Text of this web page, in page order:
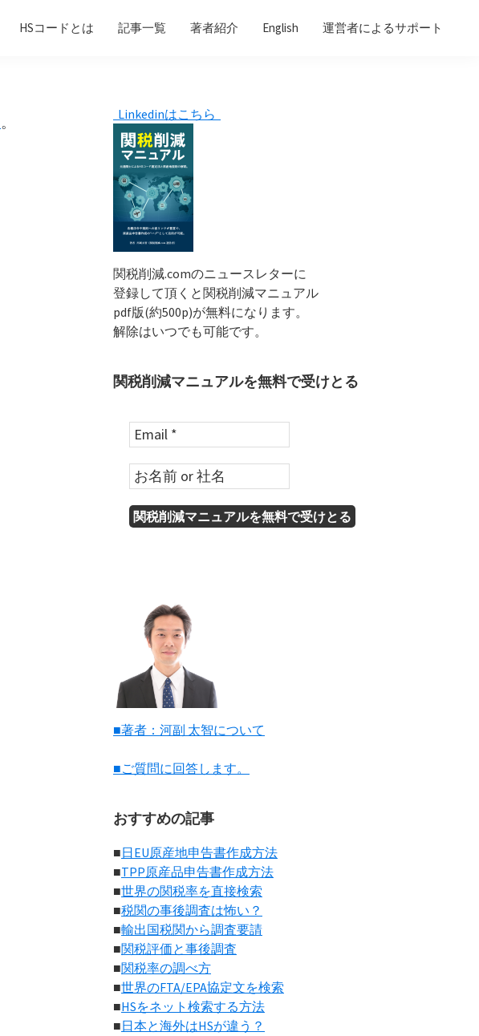
HSコードとは 記事一覧 著者紹介 English 運営者によるサポート
。
Primary
Sidebar
Linkedinはこちら
関税削減.comのニュースレターに
登録して頂くと関税削減マニュアル
pdf版(約500p)が無料になります。
解除はいつでも可能です。
関税削減マニュアルを無料で受けとる
■著者：河副 太智について
■ご質問に回答します。
おすすめの記事
■日EU原産地申告書作成方法
■TPP原産品申告書作成方法
■世界の関税率を直接検索
■税関の事後調査は怖い？
■輸出国税関から調査要請
■関税評価と事後調査
■関税率の調べ方
■世界のFTA/EPA協定文を検索
■HSをネット検索する方法
■日本と海外はHSが違う？